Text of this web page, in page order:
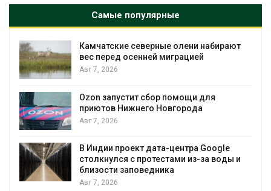
Самые популярные
набирают
для
Google
из-за воды и
Тайфун, засуха и пожары:
несколько регионов
Солнечные панели над
воду
Авг 7, 2026